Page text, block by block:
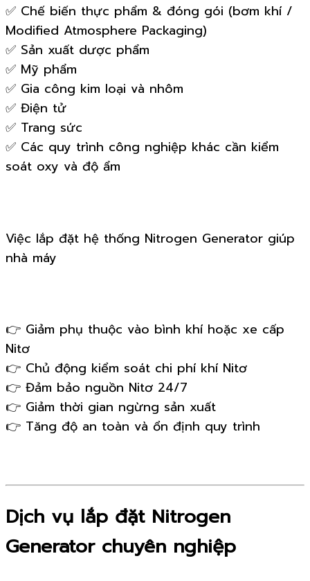
✅ Chế biến thực phẩm & đóng gói (bơm khí /
Modified Atmosphere Packaging)
✅ Sản xuất dược phẩm
✅ Mỹ phẩm
✅ Gia công kim loại và nhôm
✅ Điện tử
✅ Trang sức
✅ Các quy trình công nghiệp khác cần kiểm
soát oxy và độ ẩm
Việc lắp đặt hệ thống Nitrogen Generator giúp
nhà máy
👉 Giảm phụ thuộc vào bình khí hoặc xe cấp
Nitơ
👉 Chủ động kiểm soát chi phí khí Nitơ
👉 Đảm bảo nguồn Nitơ 24/7
👉 Giảm thời gian ngừng sản xuất
👉 Tăng độ an toàn và ổn định quy trình
Dịch vụ lắp đặt Nitrogen
Generator chuyên nghiệp